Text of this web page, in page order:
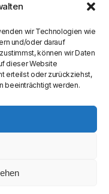
wir Technologien wie
und/oder darauf
können wir Daten
dieser Website
erteilst oder zurückziehst,
beeinträchtigt werden.